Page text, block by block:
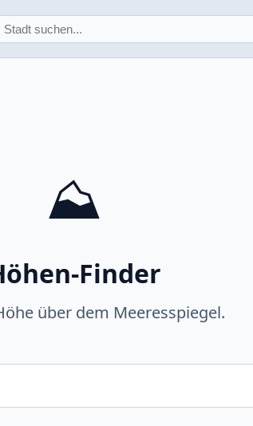
⛰️
Finder
über dem Meeresspiegel.